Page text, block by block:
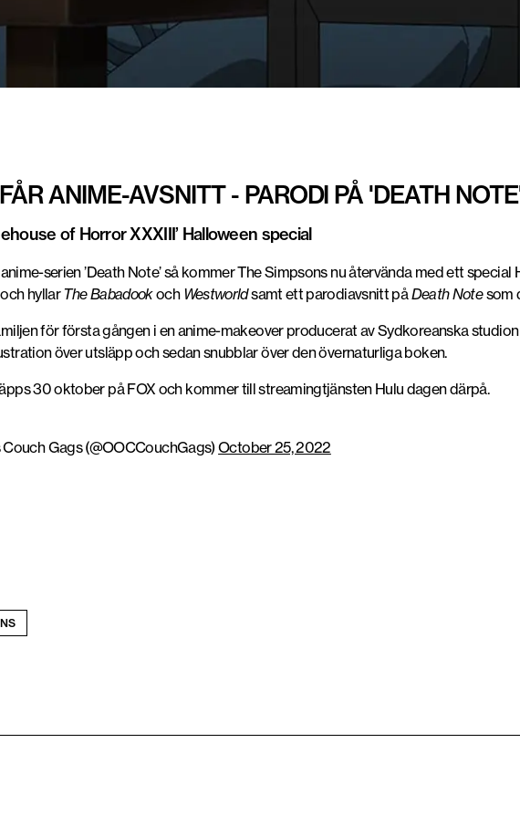
ANIME-AVSNITT - PARODI PÅ 'DEATH
of Horror XXXIII’ Halloween special
serien ’Death Note’ så kommer The Simpsons nu återvända med ett special
hyllar The Babadookoch Westworldsamt ett parodiavsnitt påDeath Notesom
för första gången i en anime-makeover producerat av Sydkoreanska
över utsläpp och sedan snubblar över den övernaturliga boken.
30 oktober på FOX och kommer till streamingtjänsten Hulu dagen därpå.
Gags (@OOCCouchGags)October 25, 2022